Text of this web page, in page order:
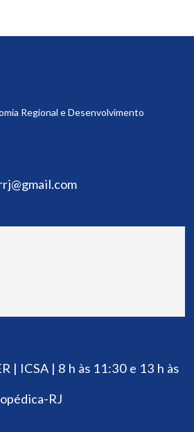
Regional e Desenvolvimento
| ICSA | 8 h às 11:30 e 13 h às
RJ